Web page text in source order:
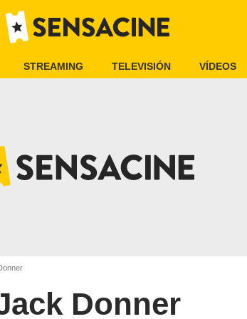
STREAMING TELEVISIÓN VÍDEOS
Donner